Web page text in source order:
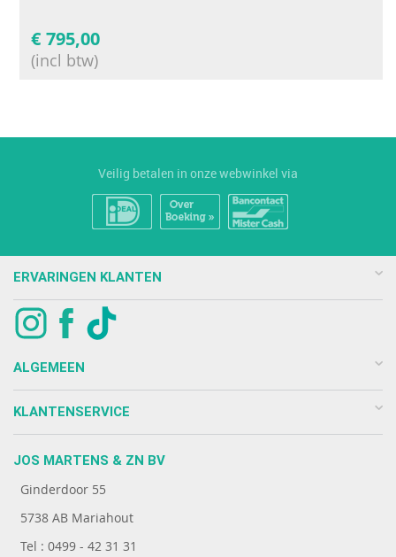
€ 795,00
(incl btw)
Veilig betalen in onze webwinkel via
ERVARINGEN KLANTEN
ALGEMEEN
KLANTENSERVICE
JOS MARTENS & ZN BV
Ginderdoor 55
5738 AB Mariahout
Tel : 0499 - 42 31 31